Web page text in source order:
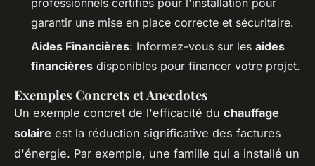
garantir une mise en place correcte et sécuritaire.
Aides Financières: Informez-vous sur les aides
financières disponibles pour financer votre projet.
Exemples Concrets et Anecdotes
Un exemple concret de l'efficacité du chauffage
solaire est la réduction significative des factures
d'énergie. Par exemple, une famille qui a installé un